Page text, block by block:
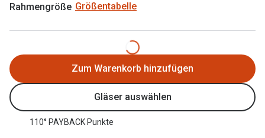
Trends
Nuance Audio Brille
Ray-Ban Meta
Oakley Meta
Brillentrends 2026
Rahmengröße Größentabelle
Zum Warenkorb hinzufügen
Gläser auswählen
110° PAYBACK Punkte